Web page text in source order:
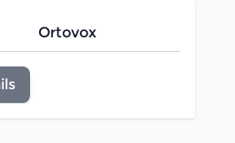
Ortovox